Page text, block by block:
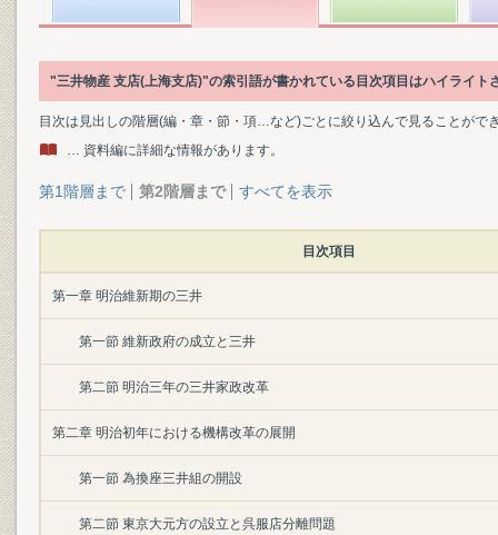
"三井物産 支店(上海支店)"の索引語が書かれている目次項目はハイライト
目次は見出しの階層(編・章・節・項…など)ごとに絞り込んで見ることがで
… 資料編に詳細な情報があります。
第1階層まで 第2階層まで すべてを表示
目次項目
第一章 明治維新期の三井
第一節 維新政府の成立と三井
第二節 明治三年の三井家政改革
第二章 明治初年における機構改革の展開
第一節 為換座三井組の開設
第二節 東京大元方の設立と呉服店分離問題